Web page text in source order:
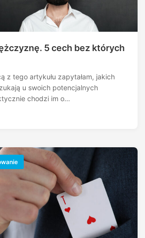
5 cech bez których
z tego artykułu zapytałam, jakich
u swoich potencjalnych
chodzi im o…